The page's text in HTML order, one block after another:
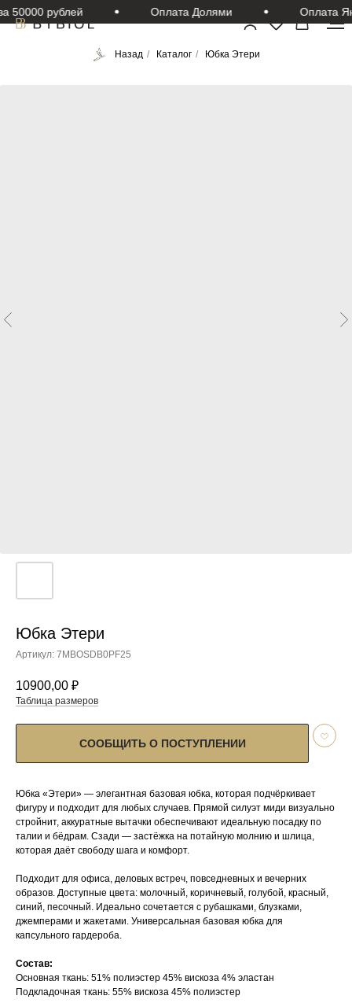
50000 рублей Оплата Долями Оплата
Назад / Каталог / Юбка Этери
Юбка Этери
Артикул: 7MBOSDB0PF25
10900,00 ₽
Таблица размеров
СООБЩИТЬ О ПОСТУПЛЕНИИ
Юбка «Этери» — элегантная базовая юбка, которая подчёркивает
фигуру и подходит для любых случаев. Прямой силуэт миди визуально
стройнит, аккуратные вытачки обеспечивают идеальную посадку по
талии и бёдрам. Сзади — застёжка на потайную молнию и шлица,
которая даёт свободу шага и комфорт.
Подходит для офиса, деловых встреч, повседневных и вечерних
образов. Доступные цвета: молочный, коричневый, голубой, красный,
синий, песочный. Идеально сочетается с рубашками, блузками,
джемперами и жакетами. Универсальная базовая юбка для
капсульного гардероба.
Состав:
Основная ткань: 51% полиэстер 45% вискоза 4% эластан
Подкладочная ткань: 55% вискоза 45% полиэстер